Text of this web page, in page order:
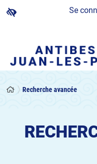
Se
Recherche avancée